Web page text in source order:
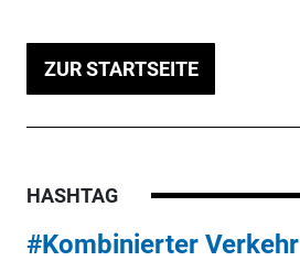
ZUR STARTSEITE
HASHTAG
#Kombinierter Verkehr